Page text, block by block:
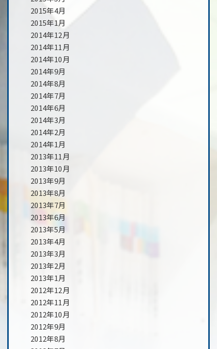
2015年4月
2015年1月
2014年12月
2014年11月
2014年10月
2014年9月
2014年8月
2014年7月
2014年6月
2014年3月
2014年2月
2014年1月
2013年11月
2013年10月
2013年9月
2013年8月
2013年7月
2013年6月
2013年5月
2013年4月
2013年3月
2013年2月
2013年1月
2012年12月
2012年11月
2012年10月
2012年9月
2012年8月